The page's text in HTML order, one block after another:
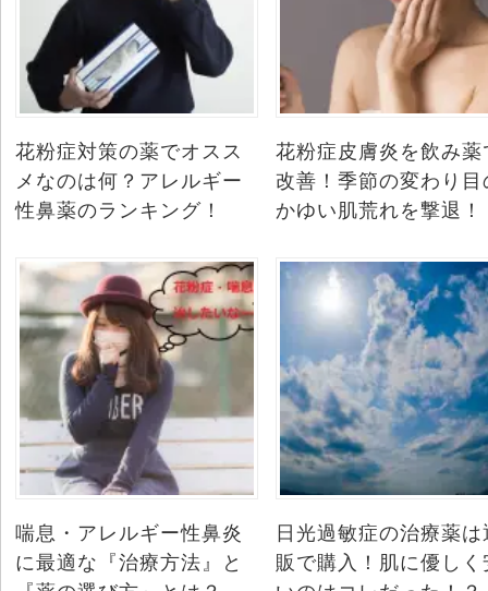
花粉症対策の薬でオスス
メなのは何？アレルギー
性鼻薬のランキング！
花粉症皮膚炎を飲み薬
改善！季節の変わり目
かゆい肌荒れを撃退！
喘息・アレルギー性鼻炎
に最適な『治療方法』と
日光過敏症の治療薬は
販で購入！肌に優しく